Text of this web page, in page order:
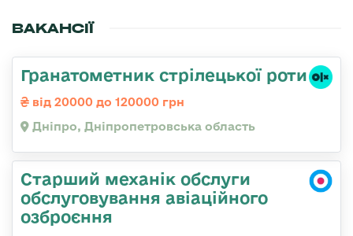
ВАКАНСІЇ
Гранатометник стрілецької роти
від 20000 до 120000 грн
Дніпро, Дніпропетровська область
Старший механік обслуги
обслуговування авіаційного
озброєння